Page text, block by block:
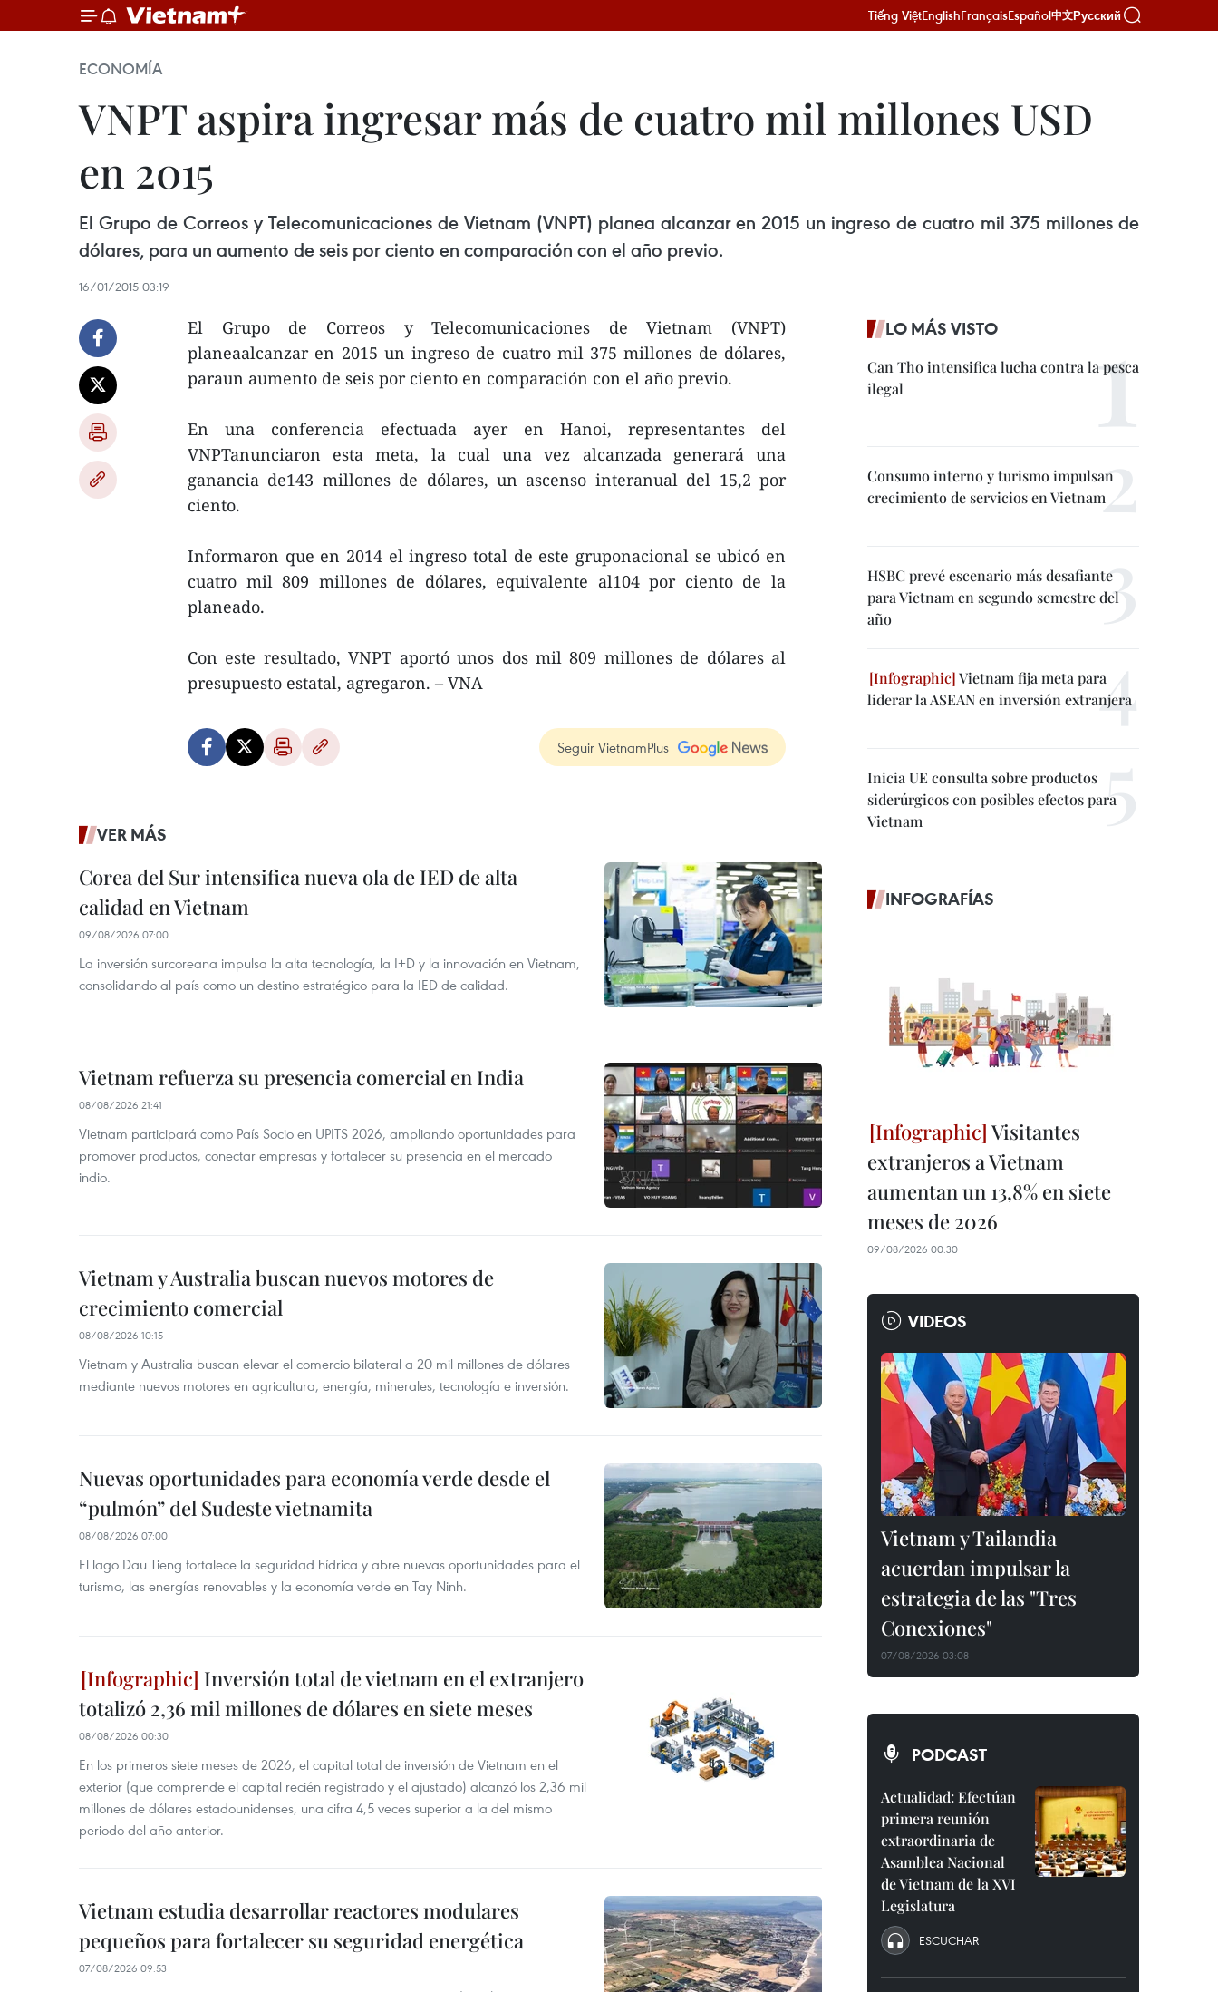
Tiếng ViệtEnglishFrançaisEspañol中文Русский
ECONOMÍA
VNPT aspira ingresar más de cuatro mil millones USD
en 2015
El Grupo de Correos y Telecomunicaciones de Vietnam (VNPT) planea alcanzar en 2015 un ingreso de cuatro mil 375 millones de
dólares, para un aumento de seis por ciento en comparación con el año previo.
16/01/2015 03:19
El Grupo de Correos y Telecomunicaciones de Vietnam (VNPT)
planeaalcanzar en 2015 un ingreso de cuatro mil 375 millones de dólares,
paraun aumento de seis por ciento en comparación con el año previo.
En una conferencia efectuada ayer en Hanoi, representantes del
VNPTanunciaron esta meta, la cual una vez alcanzada generará una
ganancia de143 millones de dólares, un ascenso interanual del 15,2 por
ciento.
Informaron que en 2014 el ingreso total de este gruponacional se ubicó en
cuatro mil 809 millones de dólares, equivalente al104 por ciento de la
planeado.
Con este resultado, VNPT aportó unos dos mil 809 millones de dólares al
presupuesto estatal, agregaron. – VNA
Seguir VietnamPlus
VER MÁS
Corea del Sur intensifica nueva ola de IED de alta
calidad en Vietnam
09/08/2026 07:00
La inversión surcoreana impulsa la alta tecnología, la I+D y la innovación en Vietnam,
consolidando al país como un destino estratégico para la IED de calidad.
Vietnam refuerza su presencia comercial en India
08/08/2026 21:41
Vietnam participará como País Socio en UPITS 2026, ampliando oportunidades para
promover productos, conectar empresas y fortalecer su presencia en el mercado
indio.
Vietnam y Australia buscan nuevos motores de
crecimiento comercial
08/08/2026 10:15
Vietnam y Australia buscan elevar el comercio bilateral a 20 mil millones de dólares
mediante nuevos motores en agricultura, energía, minerales, tecnología e inversión.
Nuevas oportunidades para economía verde desde el
“pulmón” del Sudeste vietnamita
08/08/2026 07:00
El lago Dau Tieng fortalece la seguridad hídrica y abre nuevas oportunidades para el
turismo, las energías renovables y la economía verde en Tay Ninh.
Inversión total de vietnam en el extranjero
totalizó 2,36 mil millones de dólares en siete meses
08/08/2026 00:30
En los primeros siete meses de 2026, el capital total de inversión de Vietnam en el
exterior (que comprende el capital recién registrado y el ajustado) alcanzó los 2,36 mil
millones de dólares estadounidenses, una cifra 4,5 veces superior a la del mismo
periodo del año anterior.
Vietnam estudia desarrollar reactores modulares
pequeños para fortalecer su seguridad energética
07/08/2026 09:53
LO MÁS VISTO
Can Tho intensifica lucha contra la pesca
ilegal
Consumo interno y turismo impulsan
crecimiento de servicios en Vietnam
HSBC prevé escenario más desafiante
para Vietnam en segundo semestre del
año
Vietnam fija meta para
liderar la ASEAN en inversión extranjera
Inicia UE consulta sobre productos
siderúrgicos con posibles efectos para
Vietnam
INFOGRAFÍAS
Visitantes
extranjeros a Vietnam
aumentan un 13,8% en siete
meses de 2026
09/08/2026 00:30
VIDEOS
Vietnam y Tailandia
acuerdan impulsar la
estrategia de las "Tres
Conexiones"
07/08/2026 03:08
PODCAST
Actualidad: Efectúan
primera reunión
extraordinaria de
Asamblea Nacional
de Vietnam de la XVI
Legislatura
ESCUCHAR